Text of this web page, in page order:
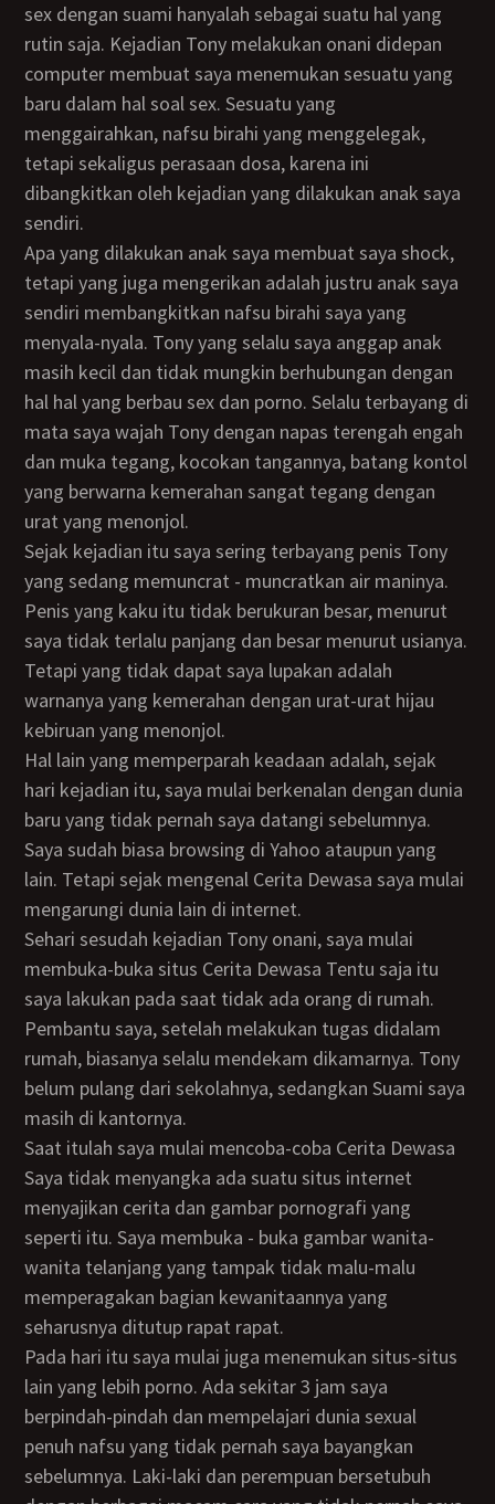
sex dengan suami hanyalah sebagai suatu hal yang
rutin saja. Kejadian Tony melakukan onani didepan
computer membuat saya menemukan sesuatu yang
baru dalam hal soal sex. Sesuatu yang
menggairahkan, nafsu birahi yang menggelegak,
tetapi sekaligus perasaan dosa, karena ini
dibangkitkan oleh kejadian yang dilakukan anak saya
sendiri.
Apa yang dilakukan anak saya membuat saya shock,
tetapi yang juga mengerikan adalah justru anak saya
sendiri membangkitkan nafsu birahi saya yang
menyala-nyala. Tony yang selalu saya anggap anak
masih kecil dan tidak mungkin berhubungan dengan
hal hal yang berbau sex dan porno. Selalu terbayang di
mata saya wajah Tony dengan napas terengah engah
dan muka tegang, kocokan tangannya, batang kontol
yang berwarna kemerahan sangat tegang dengan
urat yang menonjol.
Sejak kejadian itu saya sering terbayang penis Tony
yang sedang memuncrat - muncratkan air maninya.
Penis yang kaku itu tidak berukuran besar, menurut
saya tidak terlalu panjang dan besar menurut usianya.
Tetapi yang tidak dapat saya lupakan adalah
warnanya yang kemerahan dengan urat-urat hijau
kebiruan yang menonjol.
Hal lain yang memperparah keadaan adalah, sejak
hari kejadian itu, saya mulai berkenalan dengan dunia
baru yang tidak pernah saya datangi sebelumnya.
Saya sudah biasa browsing di Yahoo ataupun yang
lain. Tetapi sejak mengenal Cerita Dewasa saya mulai
mengarungi dunia lain di internet.
Sehari sesudah kejadian Tony onani, saya mulai
membuka-buka situs Cerita Dewasa Tentu saja itu
saya lakukan pada saat tidak ada orang di rumah.
Pembantu saya, setelah melakukan tugas didalam
rumah, biasanya selalu mendekam dikamarnya. Tony
belum pulang dari sekolahnya, sedangkan Suami saya
masih di kantornya.
Saat itulah saya mulai mencoba-coba Cerita Dewasa
Saya tidak menyangka ada suatu situs internet
menyajikan cerita dan gambar pornografi yang
seperti itu. Saya membuka - buka gambar wanita-
wanita telanjang yang tampak tidak malu-malu
memperagakan bagian kewanitaannya yang
seharusnya ditutup rapat rapat.
Pada hari itu saya mulai juga menemukan situs-situs
lain yang lebih porno. Ada sekitar 3 jam saya
berpindah-pindah dan mempelajari dunia sexual
penuh nafsu yang tidak pernah saya bayangkan
sebelumnya. Laki-laki dan perempuan bersetubuh